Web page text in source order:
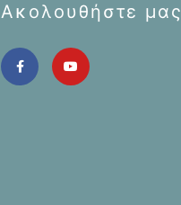
Ακολουθήστε μας